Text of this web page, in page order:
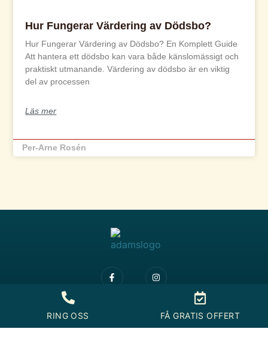
Hur Fungerar Värdering av Dödsbo?
Hur Fungerar Värdering av Dödsbo? En Komplett Guide
Att hantera ett dödsbo kan vara både känslomässigt och
praktiskt utmanande. Värdering av dödsbo är en viktig
del av processen
Läs mer
Per-Arne Rosén
RING OSS FÅ GRATIS OFFERT